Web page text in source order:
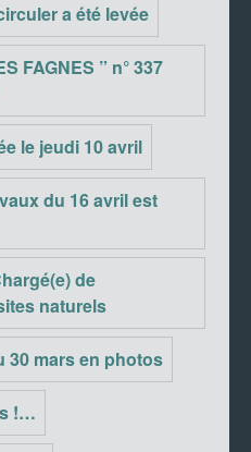
a été levée
FAGNES ” n° 337
le jeudi 10 avril
du 16 avril est
de
naturels
30 mars en photos
!…